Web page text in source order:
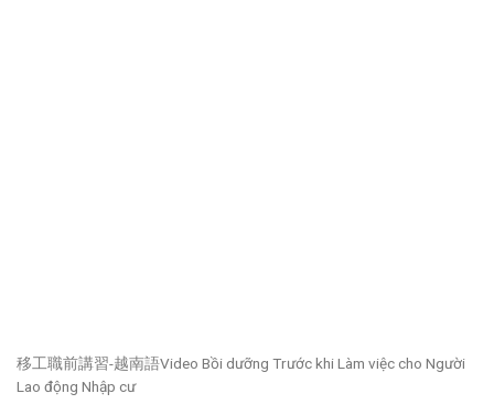
移工職前講習-越南語Video Bồi dưỡng Trước khi Làm việc cho Người
Lao động Nhập cư